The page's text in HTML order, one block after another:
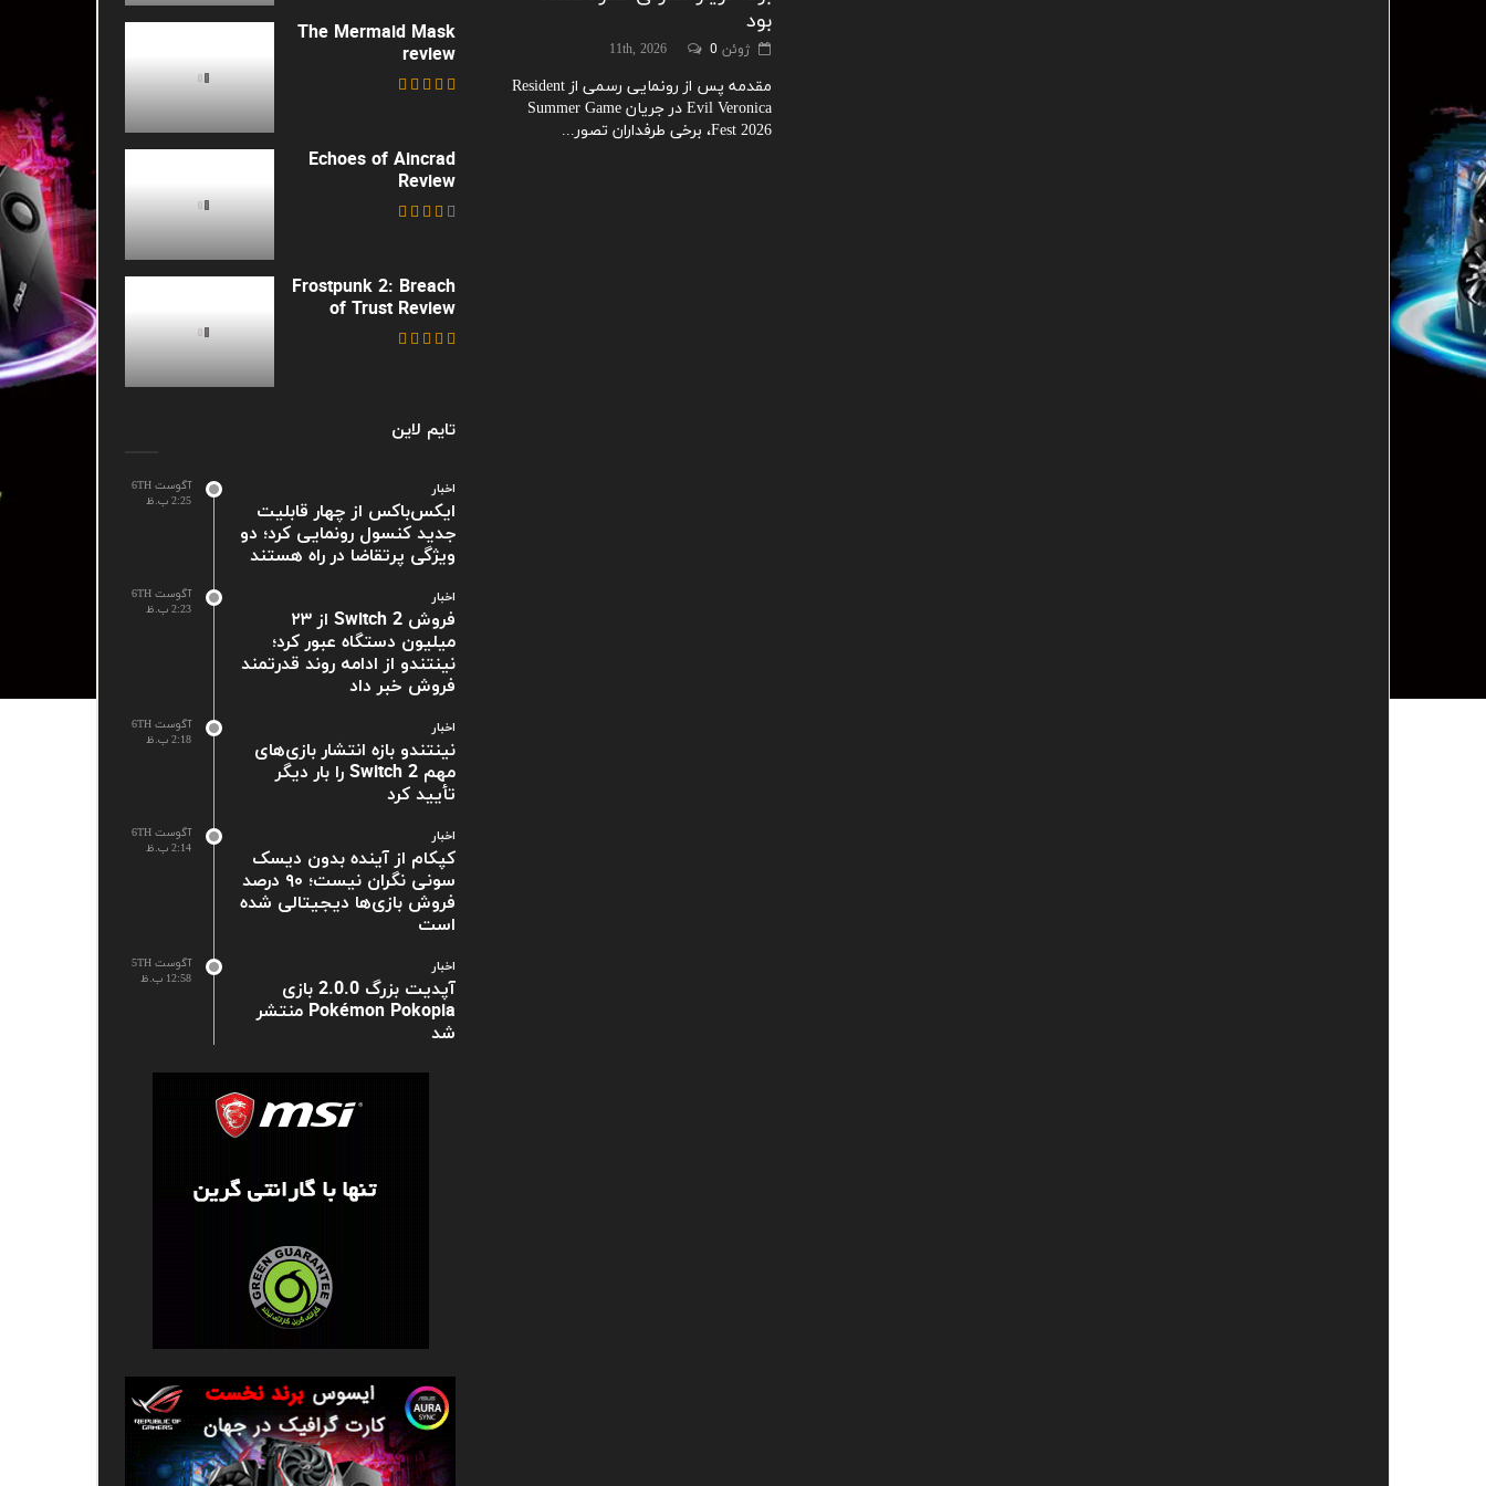
بود
ژوئن 11th, 2026 0
مقدمه پس از رونمایی رسمی از Resident
Evil Veronica در جریان Summer Game
Fest 2026، برخی طرفداران تصور...
The Mermaid Mask
review
Echoes of Aincrad
Review
Frostpunk 2: Breach
of Trust Review
تایم لاین
آگوست 6TH
2:25 ب.ظ
اخبار
ایکس‌باکس از چهار قابلیت
جدید کنسول رونمایی کرد؛ دو
ویژگی پرتقاضا در راه هستند
آگوست 6TH
2:23 ب.ظ
اخبار
فروش Switch 2 از ۲۳
میلیون دستگاه عبور کرد؛
نینتندو از ادامه روند قدرتمند
فروش خبر داد
آگوست 6TH
2:18 ب.ظ
اخبار
نینتندو بازه انتشار بازی‌های
مهم Switch 2 را بار دیگر
تأیید کرد
آگوست 6TH
2:14 ب.ظ
اخبار
کپکام از آینده بدون دیسک
سونی نگران نیست؛ ۹۰ درصد
فروش بازی‌ها دیجیتالی شده
است
آگوست 5TH
12:58 ب.ظ
اخبار
آپدیت بزرگ 2.0.0 بازی
Pokémon Pokopia منتشر
شد